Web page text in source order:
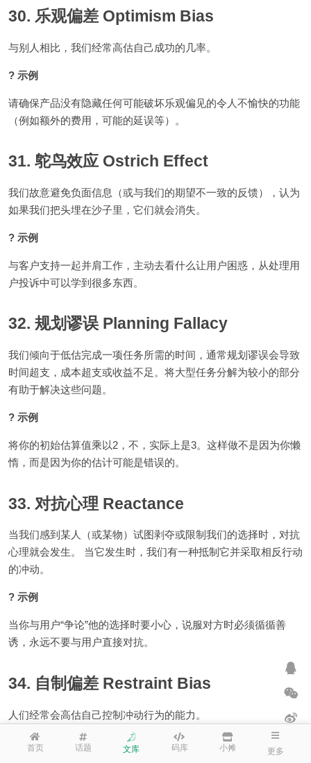
首页 话题 文库 码库 小摊 更多
30. 乐观偏差 Optimism Bias
与别人相比，我们经常高估自己成功的几率。
? 示例
请确保产品没有隐藏任何可能破坏乐观偏见的令人不愉快的功能
（例如额外的费用，可能的延误等）。
31. 鸵鸟效应 Ostrich Effect
我们故意避免负面信息（或与我们的期望不一致的反馈），认为
如果我们把头埋在沙子里，它们就会消失。
? 示例
与客户支持一起并肩工作，主动去看什么让用户困惑，从处理用
户投诉中可以学到很多东西。
32. 规划谬误 Planning Fallacy
我们倾向于低估完成一项任务所需的时间，通常规划谬误会导致
时间超支，成本超支或收益不足。将大型任务分解为较小的部分
有助于解决这些问题。
? 示例
将你的初始估算值乘以2，不，实际上是3。这样做不是因为你懒
惰，而是因为你的估计可能是错误的。
33. 对抗心理 Reactance
当我们感到某人（或某物）试图剥夺或限制我们的选择时，对抗
心理就会发生。 当它发生时，我们有一种抵制它并采取相反行动
的冲动。
? 示例
当你与用户“争论”他的选择时要小心，说服对方时必须循循善
诱，永远不要与用户直接对抗。
34. 自制偏差 Restraint Bias
人们经常会高估自己控制冲动行为的能力。
? 示例